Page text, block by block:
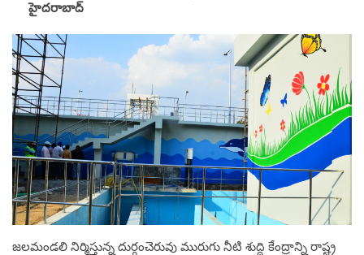
హైదరాబాద్
జలమండలి నిర్మిస్తున్న దుర్గంచెరువు మురుగు నీటి శుద్ధి కేంద్రాన్ని రాష్ట్ర